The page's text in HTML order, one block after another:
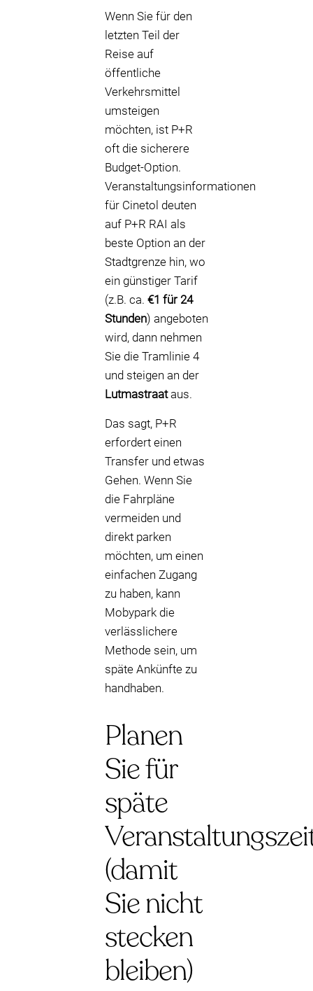
Wenn Sie für den
letzten Teil der
Reise auf
öffentliche
Verkehrsmittel
umsteigen
möchten, ist P+R
oft die sicherere
Budget-Option.
Veranstaltungsinformationen
für Cinetol deuten
auf P+R RAI als
beste Option an der
Stadtgrenze hin, wo
ein günstiger Tarif
(z.B. ca. €1 für 24
Stunden) angeboten
wird, dann nehmen
Sie die Tramlinie 4
und steigen an der
Lutmastraataus.
Das sagt, P+R
erfordert einen
Transfer und etwas
Gehen. Wenn Sie
die Fahrpläne
vermeiden und
direkt parken
möchten, um einen
einfachen Zugang
zu haben, kann
Mobypark die
verlässlichere
Methode sein, um
späte Ankünfte zu
handhaben.
Planen
Sie für
späte
(damit
Sie nicht
stecken
bleiben)